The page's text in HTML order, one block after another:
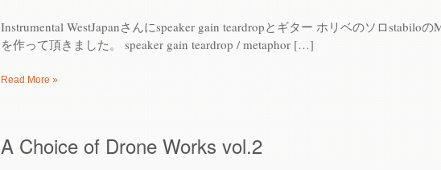
Instrumental WestJapanさんにspeaker gain teardropとギター ホリベのソロstabiloの
を作って頂きました。 speaker gain teardrop / metaphor […]
Read More »
A Choice of Drone Works vol​.​2